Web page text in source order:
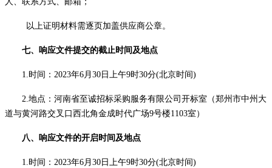
以上证明材料需逐页加盖供应商公章。
七、响应文件提交的截止时间及地点
1.时间：2023年6月 30 日 上午9时30分(北京时间)
2.地点：河南省至诚招标采购服务有限公司开标室（郑州市中州大
道与黄河路交叉口西北角金成时代广场9号楼1103室）
八、响应文件的开启时间及地点
1.时间：2023年6月 30 日 上午9时30分(北京时间)